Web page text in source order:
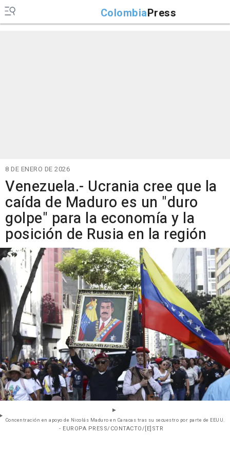
ColombiaPress
8 DE ENERO DE 2026
Venezuela.- Ucrania cree que la
caída de Maduro es un "duro
golpe" para la economía y la
posición de Rusia en la región
Concentración en apoyo de Nicolás Maduro en Caracas tras su secuestro por parte de EEUU.
- EUROPA PRESS/CONTACTO/[E]STR